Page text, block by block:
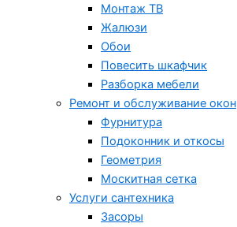
Монтаж ТВ
Жалюзи
Обои
Повесить шкафчик
Разборка мебели
Ремонт и обслуживание окон
Фурнитура
Подоконник и откосы
Геометрия
Москитная сетка
Услуги сантехника
Засоры